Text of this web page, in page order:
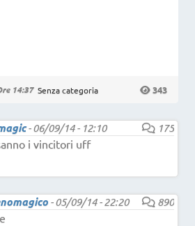
14:37 Senza categoria 343
-06/09/14 - 12:10
175
i vincitori uff
-05/09/14 - 22:20
890